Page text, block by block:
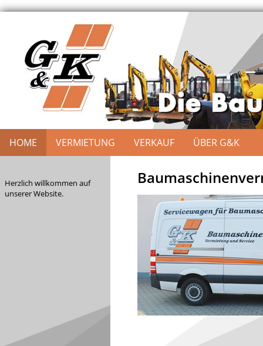
HOME VERMIETUNG VERKAUF ÜBER G&K
Herzlich willkommen auf
unserer Website.